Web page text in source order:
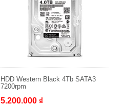
HDD Western Black 4Tb SATA3
7200rpm
5.200.000 ₫